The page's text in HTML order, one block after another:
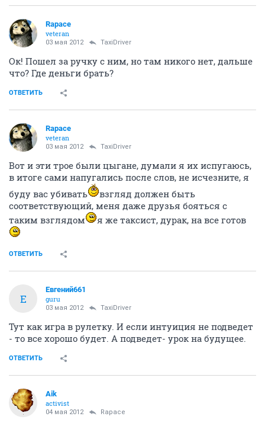
Rapace
veteran
03 мая 2012 TaxiDriver
Ок! Пошел за ручку с ним, но там никого нет, дальше
что? Где деньги брать?
ОТВЕТИТЬ
Rapace
veteran
03 мая 2012 TaxiDriver
Вот и эти трое были цыгане, думали я их испугаюсь,
в итоге сами напугались после слов, не исчезните, я
буду вас убивать
взгляд должен быть
соответствующий, меня даже друзья бояться с
таким взглядом
я же таксист, дурак, на все готов
ОТВЕТИТЬ
Е
Евгений661
guru
03 мая 2012 TaxiDriver
Тут как игра в рулетку. И если интуиция не подведет
- то все хорошо будет. А подведет- урок на будущее.
ОТВЕТИТЬ
Aik
activist
04 мая 2012 Rapace